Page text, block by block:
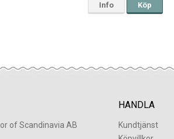
Info Köp
of Scandinavia AB
HANDLA
Kundtjänst